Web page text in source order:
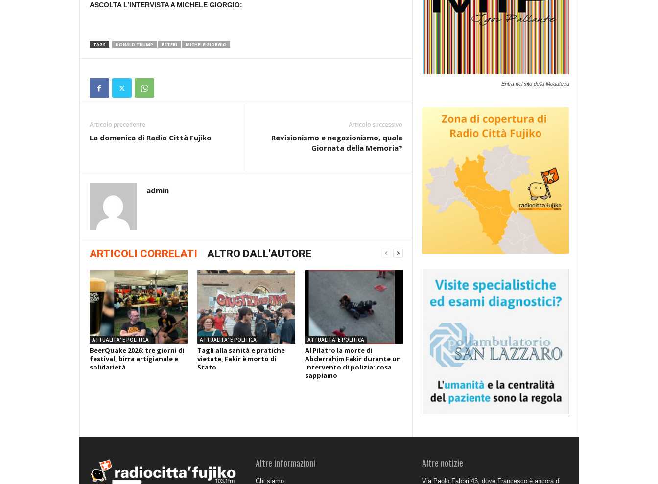
ASCOLTA L’INTERVISTA A MICHELE GIORGIO:
TAGS DONALD TRUMP ESTERI MICHELE GIORGIO
Articolo precedente
La domenica di Radio Città Fujiko
Articolo successivo
Revisionismo e negazionismo, quale
Giornata della Memoria?
admin
ARTICOLI CORRELATI ALTRO DALL'AUTORE
ATTUALITA' E POLITICA
BeerQuake 2026: tre giorni di
festival, birra artigianale e
solidarietà
ATTUALITA' E POLITICA
Tagli alla sanità e pratiche
vietate, Fakir è morto di
Stato
ATTUALITA' E POLITICA
Al Pilatro la morte di
Abderrahim Fakir durante un
intervento di polizia: cosa
sappiamo
Entra nel sito della Modateca
Altre informazioni
Chi siamo
Altre notizie
Via Paolo Fabbri 43, dove Francesco è ancora di